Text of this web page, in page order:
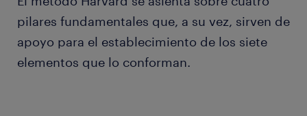
pilares fundamentales que, a su vez, sirven de
apoyo para el establecimiento de los siete
elementos que lo conforman.